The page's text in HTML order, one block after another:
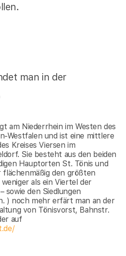
man in der
am Niederrhein im Westen des
Westfalen und ist eine mittlere
Kreises Viersen im
Sie besteht aus den beiden
Hauptorten St. Tönis und
den größten
als ein Viertel der
sowie den Siedlungen
) noch mehr erfärt man an der
von Tönisvorst, Bahnstr.
auf